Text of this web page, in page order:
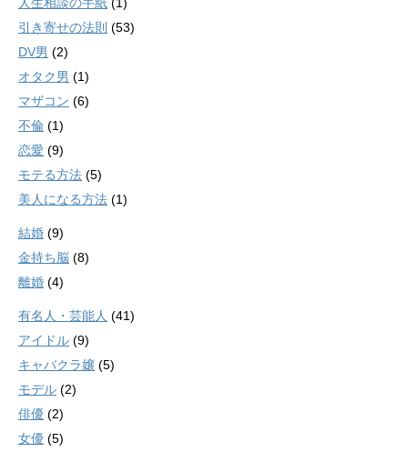
引き寄せの法則 (53)
DV男 (2)
オタク男 (1)
マザコン (6)
不倫 (1)
恋愛 (9)
モテる方法 (5)
美人になる方法 (1)
結婚 (9)
金持ち脳 (8)
離婚 (4)
有名人・芸能人 (41)
アイドル (9)
キャバクラ嬢 (5)
モデル (2)
俳優 (2)
女優 (5)